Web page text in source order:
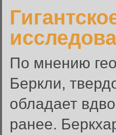
По мнению
Беркли,
обладает
ранее.